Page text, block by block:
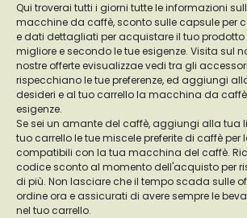
Qui troverai tutti i giorni tutte le informazioni
macchine da caffè, sconto sulle capsule per
e dati dettagliati per acquistare il tuo prodotto
migliore e secondo le tue esigenze. Visita sul
nostre offerte evisualizzae vedi tra gli
rispecchiano le tue preferenze, ed aggiungi
desideri e al tuo carrello la macchina da
esigenze.
Se sei un amante del caffè, aggiungi alla tua
tuo carrello le tue miscele preferite di caffè
compatibili con la tua macchina del caffè.
codice sconto al momento dell'acquisto per
di più. Non lasciare che il tempo scada sulle
ordine ora e assicurati di avere sempre le
nel tuo carrello.